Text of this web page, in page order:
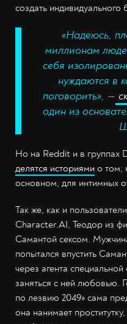
создать
«Надеюсь,
миллионам
себя
нуждаются в
поговорить», —
один из
Но на Reddit и в группах
делятся историями о том,
основном, для интимных
Так же, как и
Сharacter.AI, Теодор из
Самантой сексом.
попытался впустить
через агента
заняться с ней любовью.
по лезвию 2049» сама
она нанимает